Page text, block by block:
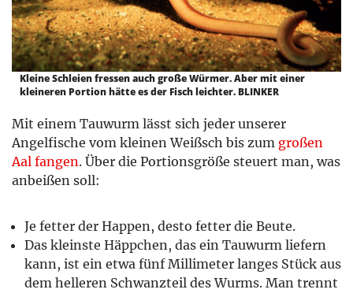
Kleine Schleien fressen auch große Würmer. Aber mit einer
kleineren Portion hätte es der Fisch leichter. BLINKER
Mit einem Tauwurm lässt sich jeder unserer
Angelfische vom kleinen Weiß­­sch bis zum großen
Aal fangen. Über die Portionsgröße steuert man, was
anbeißen soll:
Je fetter der Happen, desto fetter die Beute.
Das kleinste Häppchen, das ein Tauwurm liefern
kann, ist ein etwa fünf Millimeter langes Stück aus
dem helleren Schwanzteil des Wurms. Man trennt